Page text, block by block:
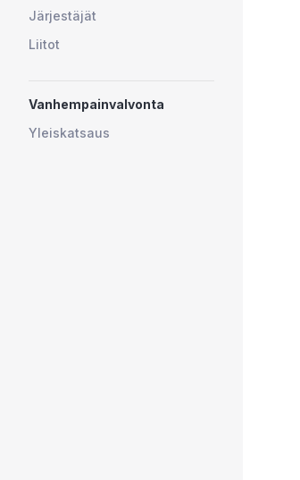
Järjestäjät
Liitot
Vanhempainvalvonta
Yleiskatsaus